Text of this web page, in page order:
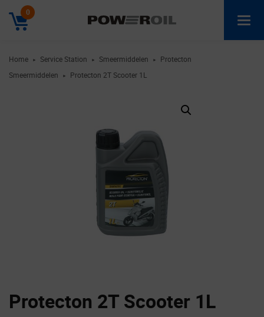
0
Home ► Service Station ► Smeermiddelen ►
Protecton
Smeermiddelen
► Protecton 2T Scooter 1L
Protecton 2T Scooter 1L